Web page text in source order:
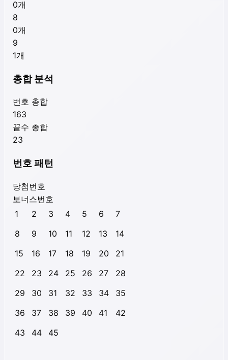
0개
8
0개
9
1개
총합 분석
번호 총합
163
끝수 총합
23
번호 패턴
당첨번호
보너스번호
1
2 3 4 5 6
7
8
9 10 11 12 13
14
15
16 17 18 19 20
21
22
23 24 25 26 27
28
29
30 31 32 33 34
35
36
37 38 39 40 41
42
43
44 45